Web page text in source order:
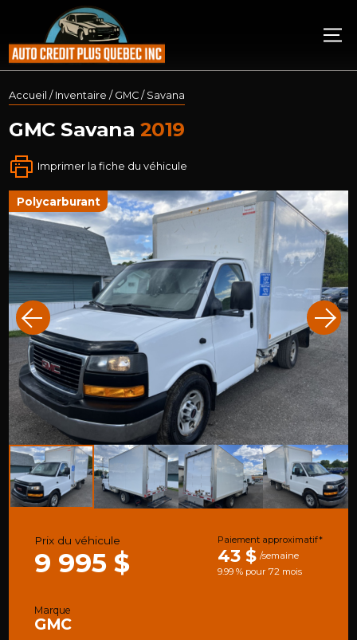
Accueil / Inventaire / GMC / Savana
GMC Savana 2019
Imprimer la fiche du véhicule
polycarburant
Prix du véhicule
9 995 $
Paiement approximatif*
43 $ /semaine
9.99 % pour 72 mois
Marque
GMC